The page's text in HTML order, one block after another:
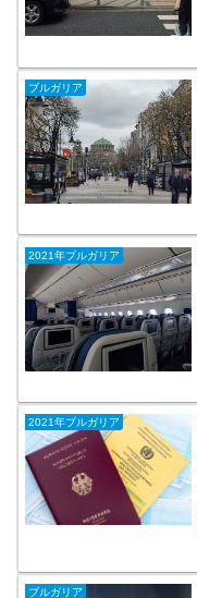
ブルガリア
2021年ブルガリア
2021年ブルガリア
ブルガリア